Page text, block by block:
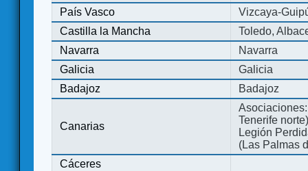
País Vasco
Vizcaya-
Castilla la Mancha
Toledo,
Navarra
Navarra
Galicia
Galicia
Badajoz
Badajoz
Canarias
Tenerife
Legión
(Las Palmas
Cáceres